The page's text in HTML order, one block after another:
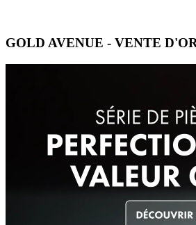
GOLD AVENUE - VENTE